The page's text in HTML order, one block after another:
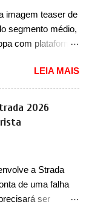
800cv que
da aventura i...
terceiro trimestre
entre os meses de
em agosto), ou
confirmou que
pré-produção,
para
versões de
a Jensen
as bases
imagem teaser de
segmento médio,
com plataforma
esportivo
ser lançado em
não tem
de um modelo
Sabe-se
questão é um
Redonda
organizada
e do Made in Italy
LEIA MAIS
2026
a Strada
de uma falha
ser